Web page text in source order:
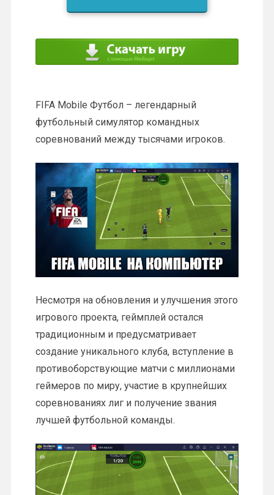
FIFA Mobile Футбол – легендарный
футбольный симулятор командных
соревнований между тысячами игроков.
Несмотря на обновления и улучшения этого
игрового проекта, геймплей остался
традиционным и предусматривает
создание уникального клуба, вступление в
противоборствующие матчи с миллионами
геймеров по миру, участие в крупнейших
соревнованиях лиг и получение звания
лучшей футбольной команды.